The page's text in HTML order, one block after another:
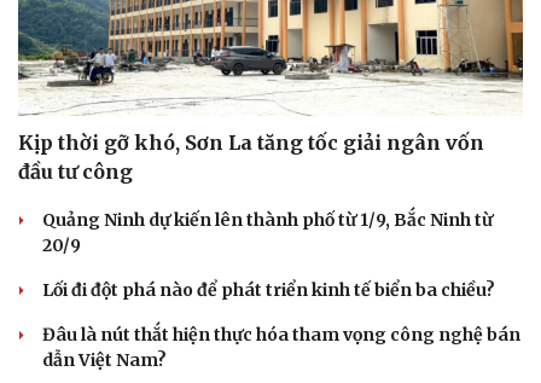
Kịp thời gỡ khó, Sơn La tăng tốc giải ngân vốn
đầu tư công
Quảng Ninh dự kiến lên thành phố từ 1/9, Bắc Ninh từ
20/9
Lối đi đột phá nào để phát triển kinh tế biển ba chiều?
Đâu là nút thắt hiện thực hóa tham vọng công nghệ bán
dẫn Việt Nam?